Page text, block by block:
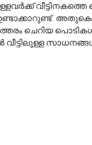
ഉണ്ടാക്കാറുണ്ട്.
ചെറിയ